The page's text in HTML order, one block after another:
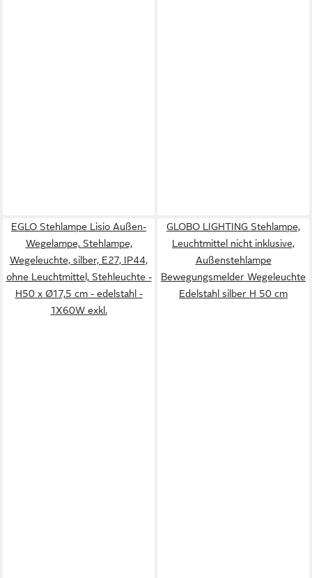
EGLO Stehlampe Lisio Außen-
Wegelampe, Stehlampe,
Wegeleuchte, silber, E27, IP44,
ohne Leuchtmittel, Stehleuchte -
H50 x Ø17,5 cm - edelstahl -
1X60W exkl.
GLOBO LIGHTING Stehlampe,
Leuchtmittel nicht inklusive,
Außenstehlampe
Bewegungsmelder Wegeleuchte
Edelstahl silber H 50 cm